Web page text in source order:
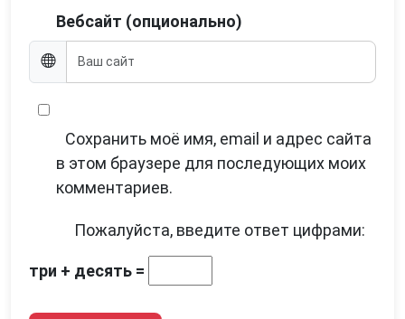
Вебсайт (опционально)
Сохранить моё имя, email и адрес сайта
в этом браузере для последующих моих
комментариев.
Пожалуйста, введите ответ цифрами:
три + десять =